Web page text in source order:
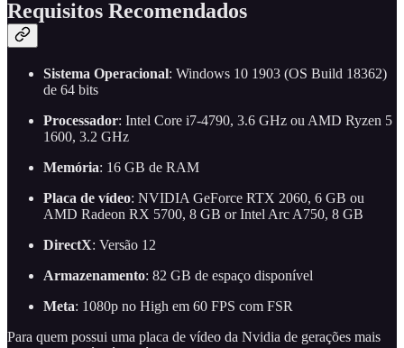
Requisitos Recomendados
Sistema Operacional: Windows 10 1903 (OS Build 18362)
de 64 bits
Processador: Intel Core i7-4790, 3.6 GHz ou AMD Ryzen 5
1600, 3.2 GHz
Memória: 16 GB de RAM
Placa de vídeo: NVIDIA GeForce RTX 2060, 6 GB ou
AMD Radeon RX 5700, 8 GB or Intel Arc A750, 8 GB
DirectX: Versão 12
Armazenamento: 82 GB de espaço disponível
Meta: 1080p no High em 60 FPS com FSR
Para quem possui uma placa de vídeo da Nvidia de gerações mais